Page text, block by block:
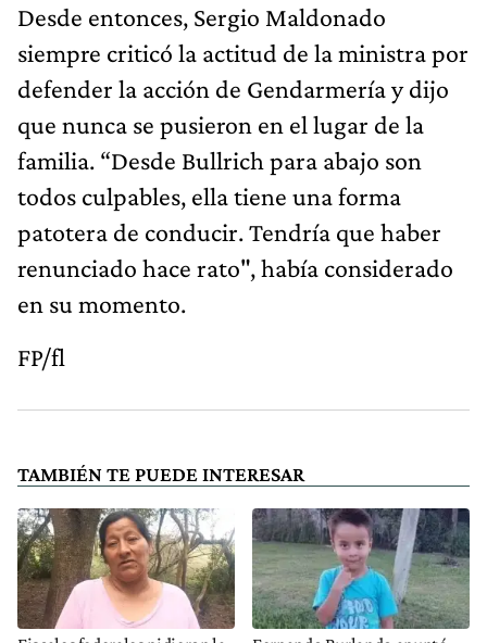
Desde entonces, Sergio Maldonado
siempre criticó la actitud de la ministra por
defender la acción de Gendarmería y dijo
que nunca se pusieron en el lugar de la
familia. “Desde Bullrich para abajo son
todos culpables, ella tiene una forma
patotera de conducir. Tendría que haber
renunciado hace rato", había considerado
en su momento.
FP/fl
TAMBIÉN TE PUEDE INTERESAR